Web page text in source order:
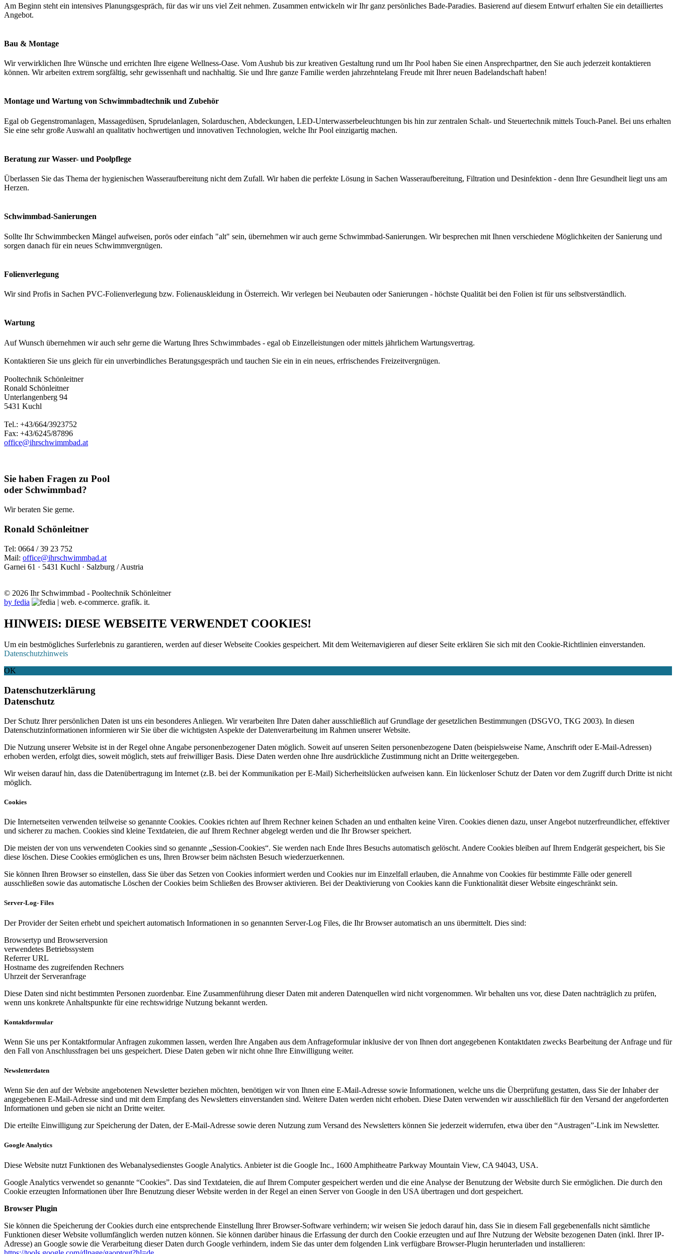
Am Beginn steht ein intensives Planungsgespräch, für das wir uns viel Zeit nehmen. Zusammen entwickeln wir Ihr ganz persönliches Bade-Paradies. Basierend auf diesem Entwurf erhalten Sie ein detailliertes
Angebot.
Bau & Montage
Wir verwirklichen Ihre Wünsche und errichten Ihre eigene Wellness-Oase. Vom Aushub bis zur kreativen Gestaltung rund um Ihr Pool haben Sie einen Ansprechpartner, den Sie auch jederzeit kontaktieren
können. Wir arbeiten extrem sorgfältig, sehr gewissenhaft und nachhaltig. Sie und Ihre ganze Familie werden jahrzehntelang Freude mit Ihrer neuen Badelandschaft haben!
Montage und Wartung von Schwimmbadtechnik und Zubehör
Egal ob Gegenstromanlagen, Massagedüsen, Sprudelanlagen, Solarduschen, Abdeckungen, LED-Unterwasserbeleuchtungen bis hin zur zentralen Schalt- und Steuertechnik mittels Touch-Panel. Bei uns erhalten
Sie eine sehr große Auswahl an qualitativ hochwertigen und innovativen Technologien, welche Ihr Pool einzigartig machen.
Beratung zur Wasser- und Poolpflege
Überlassen Sie das Thema der hygienischen Wasseraufbereitung nicht dem Zufall. Wir haben die perfekte Lösung in Sachen Wasseraufbereitung, Filtration und Desinfektion - denn Ihre Gesundheit liegt uns am
Herzen.
Schwimmbad-Sanierungen
Sollte Ihr Schwimmbecken Mängel aufweisen, porös oder einfach "alt" sein, übernehmen wir auch gerne Schwimmbad-Sanierungen. Wir besprechen mit Ihnen verschiedene Möglichkeiten der Sanierung und
sorgen danach für ein neues Schwimmvergnügen.
Folienverlegung
Wir sind Profis in Sachen PVC-Folienverlegung bzw. Folienauskleidung in Österreich. Wir verlegen bei Neubauten oder Sanierungen - höchste Qualität bei den Folien ist für uns selbstverständlich.
Wartung
Auf Wunsch übernehmen wir auch sehr gerne die Wartung Ihres Schwimmbades - egal ob Einzelleistungen oder mittels jährlichem Wartungsvertrag.
Kontaktieren Sie uns gleich für ein unverbindliches Beratungsgespräch und tauchen Sie ein in ein neues, erfrischendes Freizeitvergnügen.
Pooltechnik Schönleitner
Ronald Schönleitner
Unterlangenberg 94
5431 Kuchl
Tel.: +43/664/3923752
Fax: +43/6245/87896
office@ihrschwimmbad.at
Sie haben Fragen zu Pool
oder Schwimmbad?
Wir beraten Sie gerne.
Ronald Schönleitner
Tel: 0664 / 39 23 752
Mail: office@ihrschwimmbad.at
Garnei 61 · 5431 Kuchl · Salzburg / Austria
© 2026 Ihr Schwimmbad - Pooltechnik Schönleitner
by fedia
HINWEIS: DIESE WEBSEITE VERWENDET COOKIES!
Um ein bestmögliches Surferlebnis zu garantieren, werden auf dieser Webseite Cookies gespeichert. Mit dem Weiternavigieren auf dieser Seite erklären Sie sich mit den Cookie-Richtlinien einverstanden.
Datenschutzhinweis
OK
Datenschutzerklärung
Datenschutz
Der Schutz Ihrer persönlichen Daten ist uns ein besonderes Anliegen. Wir verarbeiten Ihre Daten daher ausschließlich auf Grundlage der gesetzlichen Bestimmungen (DSGVO, TKG 2003). In diesen
Datenschutzinformationen informieren wir Sie über die wichtigsten Aspekte der Datenverarbeitung im Rahmen unserer Website.
Die Nutzung unserer Website ist in der Regel ohne Angabe personenbezogener Daten möglich. Soweit auf unseren Seiten personenbezogene Daten (beispielsweise Name, Anschrift oder E-Mail-Adressen)
erhoben werden, erfolgt dies, soweit möglich, stets auf freiwilliger Basis. Diese Daten werden ohne Ihre ausdrückliche Zustimmung nicht an Dritte weitergegeben.
Wir weisen darauf hin, dass die Datenübertragung im Internet (z.B. bei der Kommunikation per E-Mail) Sicherheitslücken aufweisen kann. Ein lückenloser Schutz der Daten vor dem Zugriff durch Dritte ist nicht
möglich.
Cookies
Die Internetseiten verwenden teilweise so genannte Cookies. Cookies richten auf Ihrem Rechner keinen Schaden an und enthalten keine Viren. Cookies dienen dazu, unser Angebot nutzerfreundlicher, effektiver
und sicherer zu machen. Cookies sind kleine Textdateien, die auf Ihrem Rechner abgelegt werden und die Ihr Browser speichert.
Die meisten der von uns verwendeten Cookies sind so genannte „Session-Cookies“. Sie werden nach Ende Ihres Besuchs automatisch gelöscht. Andere Cookies bleiben auf Ihrem Endgerät gespeichert, bis Sie
diese löschen. Diese Cookies ermöglichen es uns, Ihren Browser beim nächsten Besuch wiederzuerkennen.
Sie können Ihren Browser so einstellen, dass Sie über das Setzen von Cookies informiert werden und Cookies nur im Einzelfall erlauben, die Annahme von Cookies für bestimmte Fälle oder generell
ausschließen sowie das automatische Löschen der Cookies beim Schließen des Browser aktivieren. Bei der Deaktivierung von Cookies kann die Funktionalität dieser Website eingeschränkt sein.
Server-Log- Files
Der Provider der Seiten erhebt und speichert automatisch Informationen in so genannten Server-Log Files, die Ihr Browser automatisch an uns übermittelt. Dies sind:
Browsertyp und Browserversion
verwendetes Betriebssystem
Referrer URL
Hostname des zugreifenden Rechners
Uhrzeit der Serveranfrage
Diese Daten sind nicht bestimmten Personen zuordenbar. Eine Zusammenführung dieser Daten mit anderen Datenquellen wird nicht vorgenommen. Wir behalten uns vor, diese Daten nachträglich zu prüfen,
wenn uns konkrete Anhaltspunkte für eine rechtswidrige Nutzung bekannt werden.
Kontaktformular
Wenn Sie uns per Kontaktformular Anfragen zukommen lassen, werden Ihre Angaben aus dem Anfrageformular inklusive der von Ihnen dort angegebenen Kontaktdaten zwecks Bearbeitung der Anfrage und für
den Fall von Anschlussfragen bei uns gespeichert. Diese Daten geben wir nicht ohne Ihre Einwilligung weiter.
Newsletterdaten
Wenn Sie den auf der Website angebotenen Newsletter beziehen möchten, benötigen wir von Ihnen eine E-Mail-Adresse sowie Informationen, welche uns die Überprüfung gestatten, dass Sie der Inhaber der
angegebenen E-Mail-Adresse sind und mit dem Empfang des Newsletters einverstanden sind. Weitere Daten werden nicht erhoben. Diese Daten verwenden wir ausschließlich für den Versand der angeforderten
Informationen und geben sie nicht an Dritte weiter.
Die erteilte Einwilligung zur Speicherung der Daten, der E-Mail-Adresse sowie deren Nutzung zum Versand des Newsletters können Sie jederzeit widerrufen, etwa über den “Austragen”-Link im Newsletter.
Google Analytics
Diese Website nutzt Funktionen des Webanalysedienstes Google Analytics. Anbieter ist die Google Inc., 1600 Amphitheatre Parkway Mountain View, CA 94043, USA.
Google Analytics verwendet so genannte “Cookies”. Das sind Textdateien, die auf Ihrem Computer gespeichert werden und die eine Analyse der Benutzung der Website durch Sie ermöglichen. Die durch den
Cookie erzeugten Informationen über Ihre Benutzung dieser Website werden in der Regel an einen Server von Google in den USA übertragen und dort gespeichert.
Browser Plugin
Sie können die Speicherung der Cookies durch eine entsprechende Einstellung Ihrer Browser-Software verhindern; wir weisen Sie jedoch darauf hin, dass Sie in diesem Fall gegebenenfalls nicht sämtliche
Funktionen dieser Website vollumfänglich werden nutzen können. Sie können darüber hinaus die Erfassung der durch den Cookie erzeugten und auf Ihre Nutzung der Website bezogenen Daten (inkl. Ihrer IP-
Adresse) an Google sowie die Verarbeitung dieser Daten durch Google verhindern, indem Sie das unter dem folgenden Link verfügbare Browser-Plugin herunterladen und installieren: